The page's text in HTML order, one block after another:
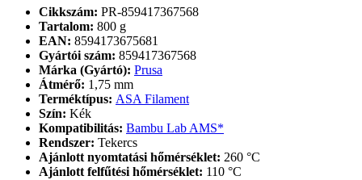
Cikkszám: PR-859417367568
Tartalom: 800 g
EAN: 8594173675681
Gyártói szám: 859417367568
Márka (Gyártó): Prusa
Átmérő: 1,75 mm
Terméktípus: ASA Filament
Szín: Kék
Kompatibilitás: Bambu Lab AMS*
Rendszer: Tekercs
Ajánlott nyomtatási hőmérséklet: 260 °C
Ajánlott felfűtési hőmérséklet: 110 °C